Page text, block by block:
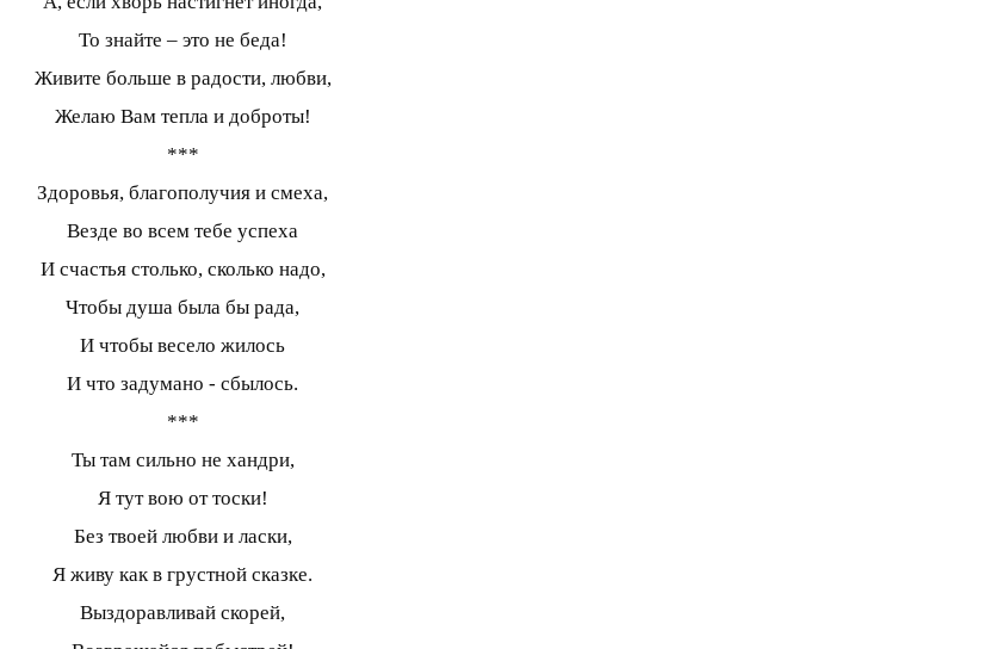
То знайте – это не беда!
Живите больше в радости, любви,
Желаю Вам тепла и доброты!
***
Здоровья, благополучия и смеха,
Везде во всем тебе успеха
И счастья столько, сколько надо,
Чтобы душа была бы рада,
И чтобы весело жилось
И что задумано - сбылось.
***
Ты там сильно не хандри,
Я тут вою от тоски!
Без твоей любви и ласки,
Я живу как в грустной сказке.
Выздоравливай скорей,